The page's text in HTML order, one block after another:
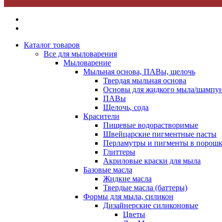
Каталог товаров
Все для мыловарения
Мыловарение
Мыльная основа, ПАВы, щелочь
Твердая мыльная основа
Основы для жидкого мыла/
ПАВы
Щелочь, сода
Красители
Пищевые водорастворимые
Швейцарские пигментные пасты
Перламутры и пигменты в
Глиттеры
Акриловые краски для мыла
Базовые масла
Жидкие масла
Твердые масла (баттеры)
Формы для мыла, силикон
Дизайнерские силиконовые
Цветы